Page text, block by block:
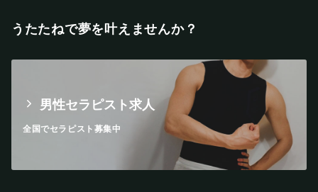
うたたねで夢を叶えませんか？
男性セラピスト求人
全国でセラピスト募集中